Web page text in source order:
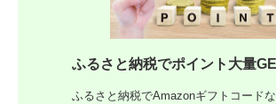
ふるさと納税でポイント大量
ふるさと納税でAmazonギフトコード